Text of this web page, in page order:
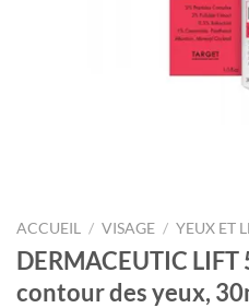
ACCUEIL / VISAGE / YEUX ET
DERMACEUTIC
contour des yeux,